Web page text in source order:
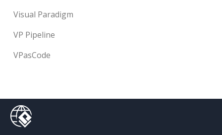
Visual Paradigm
VP Pipeline
VPasCode